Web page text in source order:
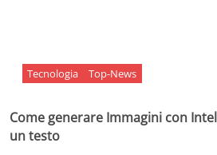
Tecnologia Top-News
Come generare Immagini con
un testo